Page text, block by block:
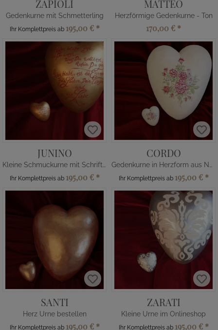
ZAPIOLI
Gedenkurne mit Schmetterling
Ihr Komplettpreis ab 195,00 € *
MATTEO
Herzförmige Gedenkurne - Ton
170,00 € *
JUNINO
Kleine Schmuckurne mit Schriftzug
Ihr Komplettpreis ab 195,00 € *
CORDO
Gedenkurne in Herzform aus Naturfaser
Ihr Komplettpreis ab 195,00 € *
SANTI
Herz Urne bestellen
Ihr Komplettpreis ab 195,00 € *
ZARATI
Kleine Urne im Onlineshop
Ihr Komplettpreis ab 195,00 € *